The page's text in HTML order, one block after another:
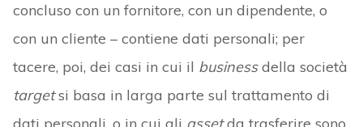
concluso con un fornitore, con un dipendente, o
con un cliente – contiene dati personali; per
tacere, poi, dei casi in cui il businessdella società
targetsi basa in larga parte sul trattamento di